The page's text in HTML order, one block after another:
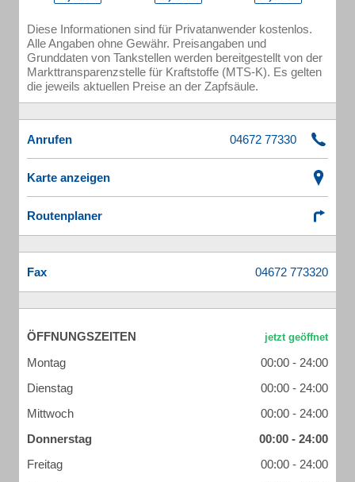
Diese Informationen sind für Privatanwender kostenlos.
Alle Angaben ohne Gewähr. Preisangaben und
Grunddaten von Tankstellen werden bereitgestellt von der
Markttransparenzstelle für Kraftstoffe (MTS-K). Es gelten
die jeweils aktuellen Preise an der Zapfsäule.
Anrufen
Karte anzeigen
Routenplaner
Fax
ÖFFNUNGSZEITEN
Montag
00:00 - 24:00
Dienstag
00:00 - 24:00
Mittwoch
00:00 - 24:00
Donnerstag
00:00 - 24:00
Freitag
00:00 - 24:00